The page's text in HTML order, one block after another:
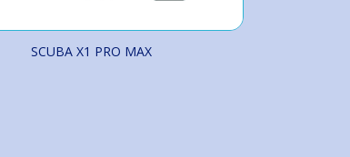
SCUBA X1 PRO MAX